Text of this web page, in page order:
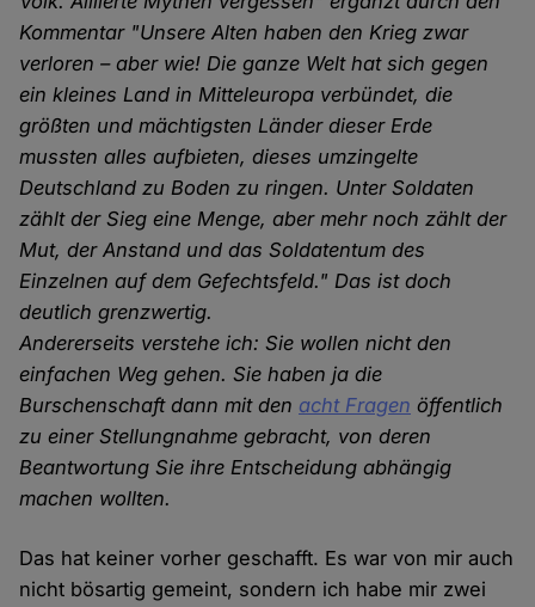
Kommentar "Unsere Alten haben den Krieg zwar
verloren – aber wie! Die ganze Welt hat sich gegen
ein kleines Land in Mitteleuropa verbündet, die
größten und mächtigsten Länder dieser Erde
mussten alles aufbieten, dieses umzingelte
Deutschland zu Boden zu ringen. Unter Soldaten
zählt der Sieg eine Menge, aber mehr noch zählt der
Mut, der Anstand und das Soldatentum des
Einzelnen auf dem Gefechtsfeld." Das ist doch
deutlich grenzwertig.
Andererseits verstehe ich: Sie wollen nicht den
einfachen Weg gehen. Sie haben ja die
Burschenschaft dann mit den acht Fragen öffentlich
zu einer Stellungnahme gebracht, von deren
Beantwortung Sie ihre Entscheidung abhängig
machen wollten.
Das hat keiner vorher geschafft. Es war von mir auch
nicht bösartig gemeint, sondern ich habe mir zwei